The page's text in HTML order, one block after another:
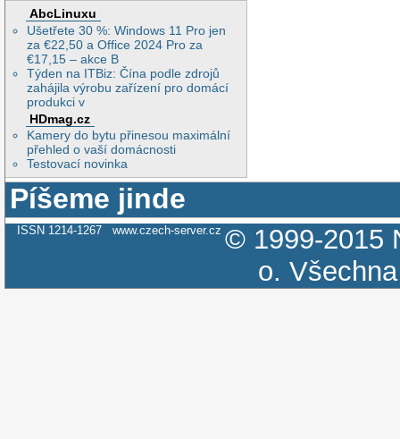
AbcLinuxu
Ušetřete 30 %: Windows 11 Pro jen
za €22,50 a Office 2024 Pro za
€17,15 – akce B
Týden na ITBiz: Čína podle zdrojů
zahájila výrobu zařízení pro domácí
produkci v
HDmag.cz
Kamery do bytu přinesou maximální
přehled o vaší domácnosti
Testovací novinka
Píšeme jinde
ISSN 1214-1267 www.czech-server.cz © 1999-2015
o.